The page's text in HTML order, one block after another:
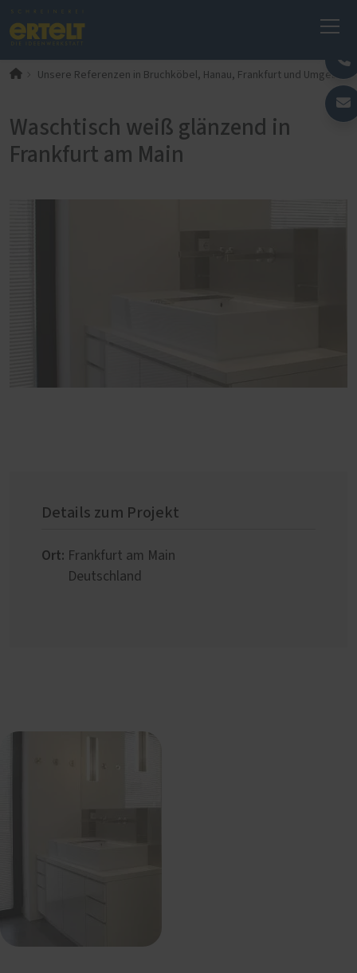
Unsere Referenzen in Bruchköbel, Hanau, Frankfurt und Umgebung
Waschtisch weiß glänzend in
Frankfurt am Main
Details zum Projekt
Ort: Frankfurt am Main
Deutschland